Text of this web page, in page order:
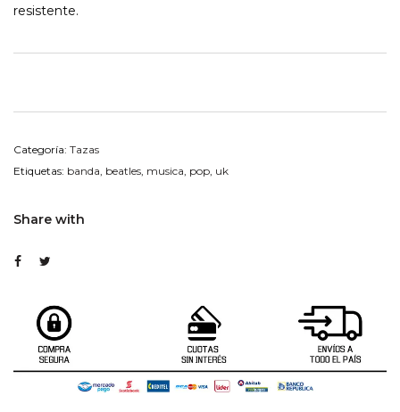
resistente.
Categoría: Tazas
Etiquetas: banda, beatles, musica, pop, uk
Share with